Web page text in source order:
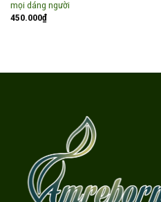
mọi dáng người
450.000₫